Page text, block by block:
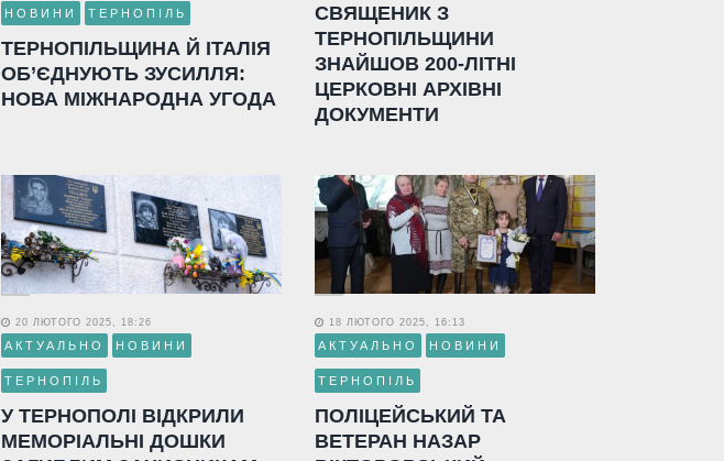
НОВИНИ ТЕРНОПІЛЬ
ТЕРНОПІЛЬЩИНА Й ІТАЛІЯ
ОБ’ЄДНУЮТЬ ЗУСИЛЛЯ:
НОВА МІЖНАРОДНА УГОДА
СВЯЩЕНИК З
ТЕРНОПІЛЬЩИНИ
ЗНАЙШОВ 200-ЛІТНІ
ЦЕРКОВНІ АРХІВНІ
ДОКУМЕНТИ
20 ЛЮТОГО 2025, 18:26
АКТУАЛЬНО НОВИНИ
ТЕРНОПІЛЬ
У ТЕРНОПОЛІ ВІДКРИЛИ
МЕМОРІАЛЬНІ ДОШКИ
18 ЛЮТОГО 2025, 16:13
АКТУАЛЬНО НОВИНИ
ТЕРНОПІЛЬ
ПОЛІЦЕЙСЬКИЙ ТА
ВЕТЕРАН НАЗАР